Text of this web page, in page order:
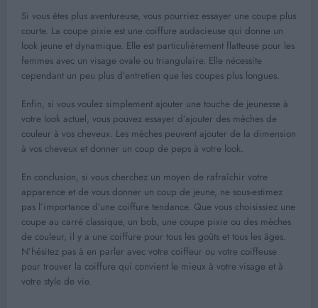
Si vous êtes plus aventureuse, vous pourriez essayer une coupe plus
courte. La coupe pixie est une coiffure audacieuse qui donne un
look jeune et dynamique. Elle est particulièrement flatteuse pour les
femmes avec un visage ovale ou triangulaire. Elle nécessite
cependant un peu plus d’entretien que les coupes plus longues.
Enfin, si vous voulez simplement ajouter une touche de jeunesse à
votre look actuel, vous pouvez essayer d’ajouter des mèches de
couleur à vos cheveux. Les mèches peuvent ajouter de la dimension
à vos cheveux et donner un coup de peps à votre look.
En conclusion, si vous cherchez un moyen de rafraîchir votre
apparence et de vous donner un coup de jeune, ne sous-estimez
pas l’importance d’une coiffure tendance. Que vous choisissiez une
coupe au carré classique, un bob, une coupe pixie ou des mèches
de couleur, il y a une coiffure pour tous les goûts et tous les âges.
N’hésitez pas à en parler avec votre coiffeur ou votre coiffeuse
pour trouver la coiffure qui convient le mieux à votre visage et à
votre style de vie.